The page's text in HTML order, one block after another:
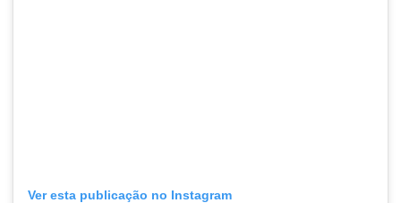
Ver esta publicação no Instagram